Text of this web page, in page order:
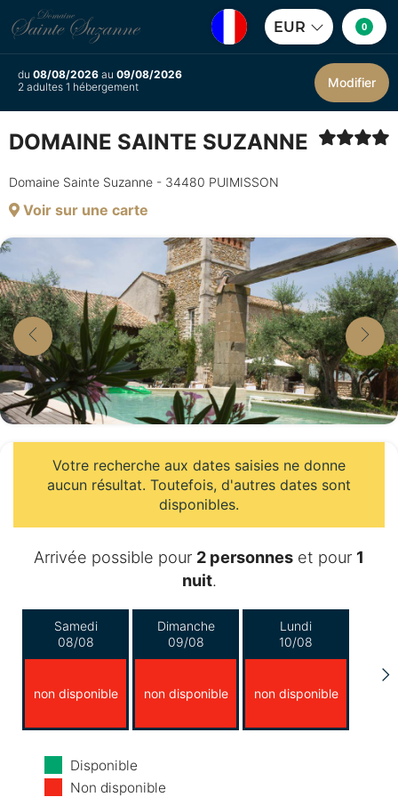
EUR 0
du 08/08/2026 au 09/08/2026
2 adultes 1 hébergement
Modifier
DOMAINE SAINTE SUZANNE
Domaine Sainte Suzanne - 34480 PUIMISSON
Voir sur une carte
Votre recherche aux dates saisies ne donne
aucun résultat. Toutefois, d'autres dates sont
disponibles.
Arrivée possible pour 2 personnes et pour 1
nuit.
Samedi
08/08
non disponible
Dimanche
09/08
non disponible
Lundi
10/08
non disponible
Mardi
11/08
Disponible
Non disponible